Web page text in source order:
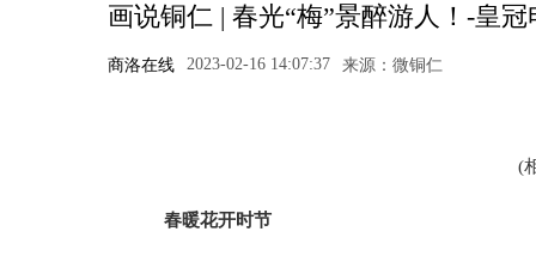
画说铜仁 | 春光“梅”景醉游人！-皇
商洛在线 2023-02-16 14:07:37 来源：微铜仁
(
春暖花开时节